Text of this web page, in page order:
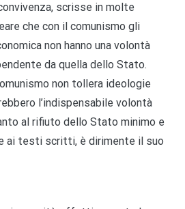
scrisse in molte
che con il comunismo gli
non hanno una volontà
da quella dello Stato.
non tollera ideologie
l’indispensabile volontà
al rifiuto dello Stato minimo e
ai testi scritti, è dirimente il suo